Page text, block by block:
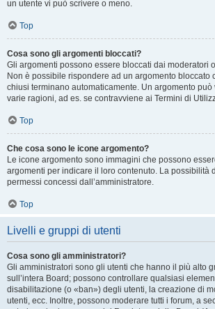
un utente vi può scrivere o meno.
Top
Cosa sono gli argomenti bloccati?
Gli argomenti possono essere bloccati dai moderatori
Non è possibile rispondere ad un argomento bloccato
chiusi terminano automaticamente. Un argomento
varie ragioni, ad es. se contravviene ai Termini di
Top
Che cosa sono le icone argomento?
Le icone argomento sono immagini che possono
argomenti per indicare il loro contenuto. La possibilità
permessi concessi dall’amministratore.
Top
Livelli e gruppi di utenti
Cosa sono gli amministratori?
Gli amministratori sono gli utenti che hanno il più alto
sull’intera Board; possono controllare qualsiasi
disabilitazione (o «ban») degli utenti, la creazione di
utenti, ecc. Inoltre, possono moderare tutti i forum, a